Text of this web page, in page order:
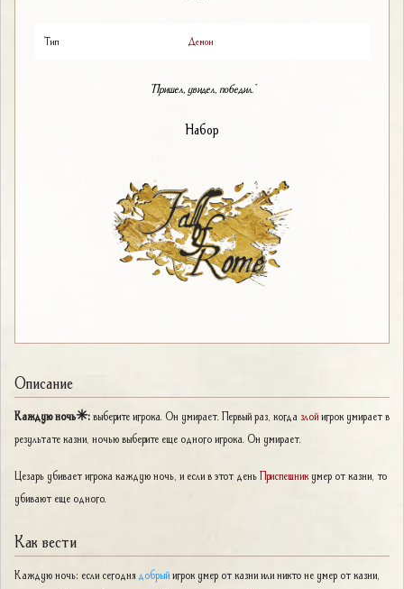
Тип Демон
"Пришел, увидел, победил."
Набор
Описание
Каждую ночь✳:выберите игрока. Он умирает. Первый раз, когда злойигрок умирает в
результате казни, ночью выберите еще одного игрока. Он умирает.
Цезарь убивает игрока каждую ночь, и если в этот деньПриспешник умер от казни, то
убивают еще одного.
Как вести
Каждую ночь: если сегоднядобрыйигрок умер от казни или никто не умер от казни,